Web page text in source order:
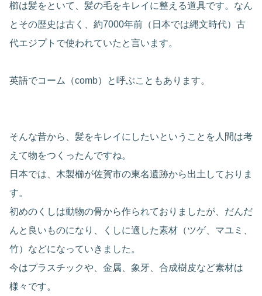
櫛は髪をといて、髪の毛をキレイに整える道具です。なん
とその歴史は古く、約7000年前（日本では縄文時代）古
代エジプトで使われていたと言います。
英語でコーム（comb）と呼ぶこともあります。
そんな昔から、髪をキレイにしたいということを人間は考
えて物をつくったんですね。
日本では、木製櫛が佐賀市の東名遺跡から出土しておりま
す。
初めのくしは動物の骨から作られておりましたが、だんだ
んと良いものになり、くしに適した素材（ツゲ、マユミ、
竹）などになっていきました。
今はプラスチックや、金属、象牙、合成樹皮など素材は
様々です。